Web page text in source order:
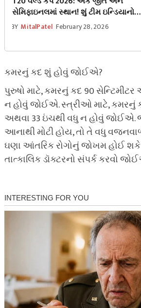
સેમિફાઇનલમાં સ્થાન! શું ટીમ ઇન્ડિયાનો
ઇંગ્લેન્ડ સાથે મુકાબલો નક્કી છે?
BY MitalPatel February 28, 2026
કમરનું કદ શું હોવું જોઈએ?
પુરુષો માટે, કમરનું કદ 90
ન હોવું જોઈએ. સ્ત્રીઓ માટે, કમરનું
અથવા 33 ઇંચથી વધુ ન હોવું જોઈએ.
આનાથી મોટી હોય, તો તે વધુ
ઘણા આંતરિક રોગોનું જોખમ હોઈ
તાત્કાલિક ડૉક્ટરનો સંપર્ક કરવો